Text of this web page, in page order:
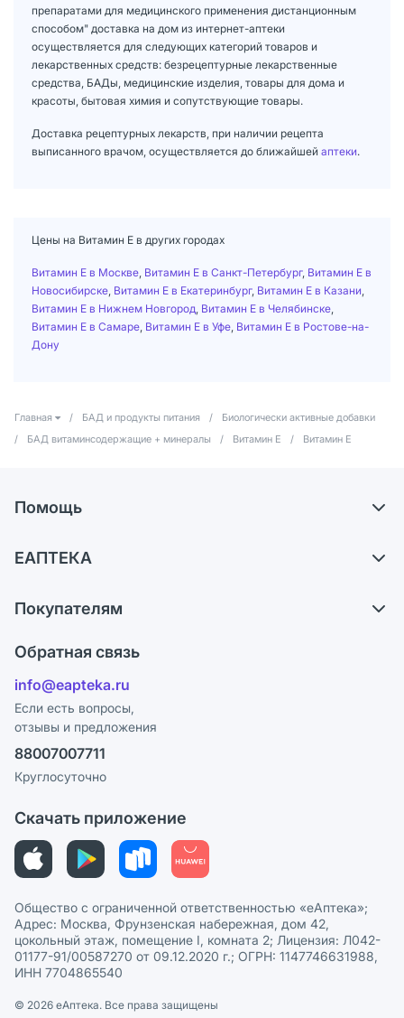
препаратами для медицинского применения дистанционным
способом" доставка на дом из интернет-аптеки
осуществляется для следующих категорий товаров и
лекарственных средств: безрецептурные лекарственные
средства, БАДы, медицинские изделия, товары для дома и
красоты, бытовая химия и сопутствующие товары.
Доставка рецептурных лекарств, при наличии рецепта
выписанного врачом, осуществляется до ближайшей аптеки.
Цены на Витамин Е в других городах
Витамин Е в Москве Витамин Е в Санкт-Петербург, Витамин Е в
Новосибирске Витамин Е в Екатеринбург, Витамин Е в Казани
Витамин Е в Нижнем Новгород Витамин Е в Челябинске
Витамин Е в Самаре Витамин Е в Уфе Витамин Е в Ростове-на-
Дону
Главная / БАД и продукты питания /
Биологически активные добавки
/
БАД витаминсодержащие + минералы / Витамин Е / Витамин Е
Помощь
Самовывоз из аптек
Ответы на вопросы
Блог
ЕАПТЕКА
Карьера
Поставщики
Лицензия
Реклама на сайте
Ваши товары на ЕАПТЕКЕ
Покупателям
Программа СберСпасибо
Политика конфиденциальности
Пользовательское соглашение
Политика рекомендаций
Этика и соответствие
Политика в отношении обработки персональных данных
Обратная связь
info@eapteka.ru
Если есть вопросы,
отзывы и предложения
88007007711
Круглосуточно
Скачать приложение
Общество с ограниченной ответственностью «еАптека»;
Адрес: Москва, Фрунзенская набережная, дом 42,
цокольный этаж, помещение I, комната 2; Лицензия: Л042-
01177-91/00587270 от 09.12.2020 г.; ОГРН: 1147746631988,
ИНН 7704865540
© 2026 eАптека. Все права защищены